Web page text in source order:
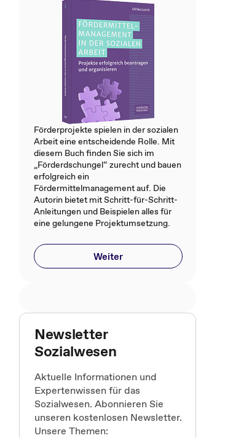
Förderprojekte spielen in der sozialen
Arbeit eine entscheidende Rolle. Mit
diesem Buch finden Sie sich im
„Förderdschungel“ zurecht und bauen
erfolgreich ein
Fördermittelmanagement auf. Die
Autorin bietet mit Schritt-für-Schritt-
Anleitungen und Beispielen alles für
eine gelungene Projektumsetzung.
Weiter
Newsletter
Sozialwesen
Aktuelle Informationen und
Expertenwissen für das
Sozialwesen. Abonnieren Sie
unseren kostenlosen Newsletter.
Unsere Themen: